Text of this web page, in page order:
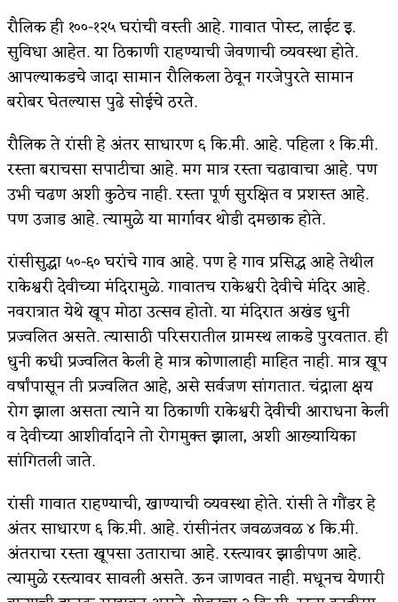
रौलिक ही १००-१२५ घरांची वस्ती आहे. गावात पोस्ट, लाईट इ.
सुविधा आहेत. या ठिकाणी राहण्याची जेवणाची व्यवस्था होते.
आपल्याकडचे जादा सामान रौलिकला ठेवून गरजेपुरते सामान
बरोबर घेतल्यास पुढे सोईचे ठरते.
रौलिक ते रांसी हे अंतर साधारण ६ कि.मी. आहे. पहिला १ कि.मी.
रस्ता बराचसा सपाटीचा आहे. मग मात्र रस्ता चढावाचा आहे. पण
उभी चढण अशी कुठेच नाही. रस्ता पूर्ण सुरक्षित व प्रशस्त आहे.
पण उजाड आहे. त्यामुळे या मार्गावर थोडी दमछाक होते.
रांसीसुद्धा ५०-६० घरांचे गाव आहे. पण हे गाव प्रसिद्ध आहे तेथील
राकेश्वरी देवीच्या मंदिरामुळे. गावातच राकेश्वरी देवीचे मंदिर आहे.
नवरात्रात येथे खूप मोठा उत्सव होतो. या मंदिरात अखंड धुनी
प्रज्वलित असते. त्यासाठी परिसरातील ग्रामस्थ लाकडे पुरवतात. ही
धुनी कधी प्रज्वलित केली हे मात्र कोणालाही माहित नाही. मात्र खूप
वर्षांपासून ती प्रज्वलित आहे, असे सर्वजण सांगतात. चंद्राला क्षय
रोग झाला असता त्याने या ठिकाणी राकेश्वरी देवीची आराधना केली
व देवीच्या आशीर्वादाने तो रोगमुक्त झाला, अशी आख्यायिका
सांगितली जाते.
रांसी गावात राहण्याची, खाण्याची व्यवस्था होते. रांसी ते गौंडर हे
अंतर साधारण ६ कि.मी. आहे. रांसीनंतर जवळजवळ ४ कि.मी.
अंतराचा रस्ता खूपसा उताराचा आहे. रस्त्यावर झाडीपण आहे.
त्यामुळे रस्त्यावर सावली असते. ऊन जाणवत नाही. मधूनच येणारी